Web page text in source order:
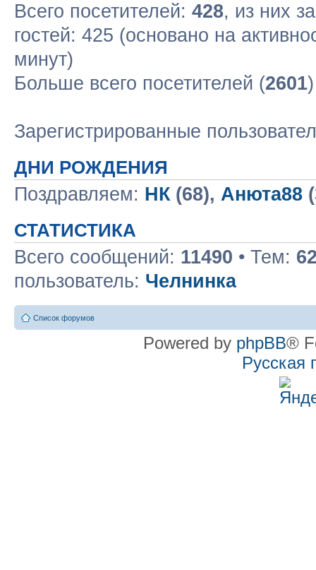
Всего посетителей: 428, из них
гостей: 425 (основано на
минут)
Больше всего посетителей (2601
Зарегистрированные
ДНИ РОЖДЕНИЯ
Поздравляем: НК(68), Анюта88
СТАТИСТИКА
Всего сообщений: 11490 • Тем:
пользователь: Челнинка
Список форумов
Powered by phpBB®
Русская